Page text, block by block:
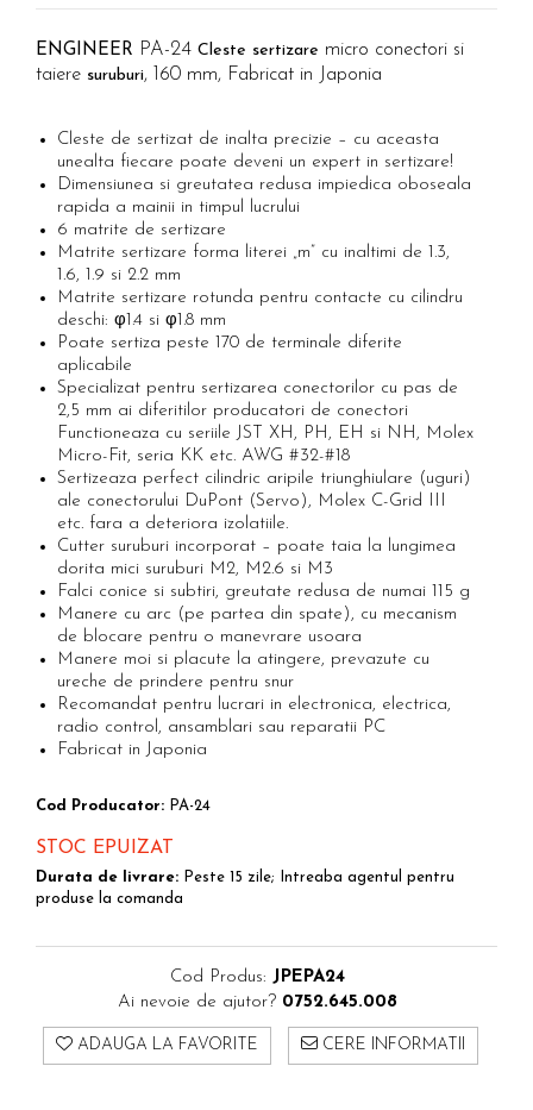
Etichete Aimo Phomemo M110 |
M200 | M220
Etichete bijuterii Aimo Phomemo
Dymo
Batoane silicon pentru decoratiuni
Batoane silicon cu sclipici
Batoane silicon Rapid Fun to Fix
Batoane silicon pluta
Batoane silicon piele intoarsa
Duze pentru pistoale de lipit
Clesti pentru nituri si popnituri
Nituri etansare Rapid
Nituri High performance Rapid
Nituri automotive Rapid colorate
Piulite nit Rapid
Capsatoare pneumatice
Pistoale pneumatice batut cuie in
banda
Pistoale pneumatice duale batut
capse sau cuie in banda
Preducele si Clesti pentru ocheti
finisare bannere
Preducele Rapid
Capse, Pini si Cuie
Capse Rapid
Cuie Rapid
Ciocane de capsat pentru fixat folie
anticondens
Truse de chei WERA
Truse de scule combinate pentru
electrieni
Geanta | Rucsac pentru scule
Instrumente recuperatoare
magnetice
Pompe aspirator fludor si accesorii
Scule de mana electricieni
Scule de mana KNIPEX
Scule multifunctionale si accesorii
Scule pentru aviatie
Scule pentru constructii navale si
intretinere nave
Scule pentru instalari panouri
fotovoltaice
Scule pentru reparatii biciclete |
motociclete
Scule si unelte VDE
Scule unelte lucru la inaltime
Surubelnite
Surubelnite pentru Mecanici
Surubelnite testare tensiune (Engineer)
Surubelnite VDE KNIPEX
Surubelnite Electricieni
Surubelnite VDE Wera
Biti Surubelnita
Extractoare suruburi uzate si
Dalti electricieni si punctatoare
ENGINEER PA-24 Cleste sertizare micro conectori si
taiere suruburi, 160 mm, Fabricat in Japonia
Cleste de sertizat de inalta precizie – cu aceasta
unealta fiecare poate deveni un expert in sertizare!
Dimensiunea si greutatea redusa impiedica oboseala
rapida a mainii in timpul lucrului
6 matrite de sertizare
Matrite sertizare forma literei „m” cu inaltimi de 1.3,
1.6, 1.9 si 2.2 mm
Matrite sertizare rotunda pentru contacte cu cilindru
deschi: φ1.4 si φ1.8 mm
Poate sertiza peste 170 de terminale diferite
aplicabile
Specializat pentru sertizarea conectorilor cu pas de
2,5 mm ai diferitilor producatori de conectori
Functioneaza cu seriile JST XH, PH, EH si NH, Molex
Micro-Fit, seria KK etc. AWG #32-#18
Sertizeaza perfect cilindric aripile triunghiulare (uguri)
ale conectorului DuPont (Servo), Molex C-Grid III
etc. fara a deteriora izolatiile.
Cutter suruburi incorporat – poate taia la lungimea
dorita mici suruburi M2, M2.6 si M3
Falci conice si subtiri, greutate redusa de numai 115 g
Manere cu arc (pe partea din spate), cu mecanism
de blocare pentru o manevrare usoara
Manere moi si placute la atingere, prevazute cu
ureche de prindere pentru snur
Recomandat pentru lucrari in electronica, electrica,
radio control, ansamblari sau reparatii PC
Fabricat in Japonia
Cod Producator: PA-24
STOC EPUIZAT
Durata de livrare: Peste 15 zile; Intreaba agentul pentru
produse la comanda
Cod Produs: JPEPA24
Ai nevoie de ajutor? 0752.645.008
ADAUGA LA FAVORITE CERE INFORMATII